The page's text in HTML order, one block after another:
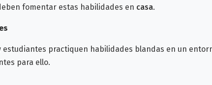
fomentar estas habilidades en casa.
practiquen habilidades blandas en un
para ello.